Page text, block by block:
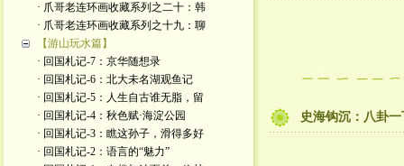
· 爪哥老连环画收藏系列之二十：韩
· 爪哥老连环画收藏系列之十九：聊
【游山玩水篇】
· 回国札记-7：京华随想录
· 回国札记-6：北大未名湖观鱼记
· 回国札记-5：人生自古谁无脂，留
· 回国札记-4：秋色赋·海淀公园
· 回国札记-3：瞧这孙子，滑得多好
· 回国札记-2：语言的“魅力”
史海钩沉：八卦